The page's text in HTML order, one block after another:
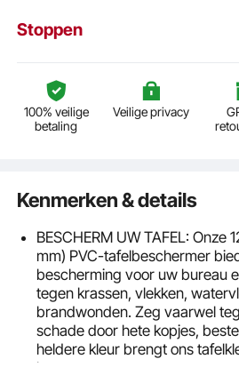
Stoppen
100% veilige
betaling
Veilige privacy
Kenmerken & details
BESCHERM UW TAFEL: Onze
mm) PVC-tafelbeschermer
bescherming voor uw bureau
tegen krassen, vlekken,
brandwonden. Zeg vaarwel
schade door hete kopjes,
heldere kleur brengt ons
bureau.